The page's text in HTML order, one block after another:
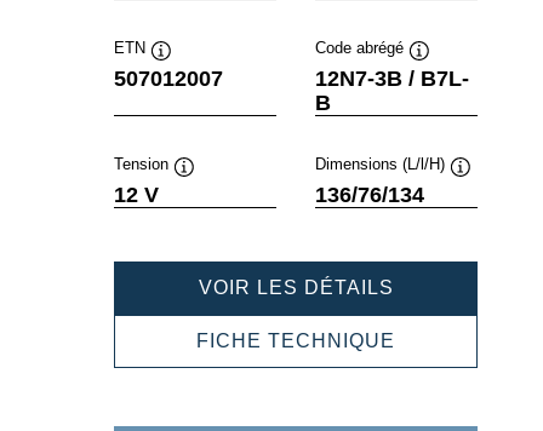
ETN
Infobulle
507012007
Code abrégé
Infobulle
12N7-3B / B7L-
B
Tension
12 V
Dimensions (L/l/H)
136/76/134
VOIR LES DÉTAILS
507012007
FICHE TECHNIQUE